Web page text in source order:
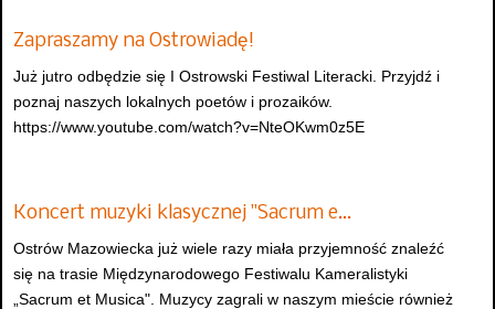
Zapraszamy na Ostrowiadę!
Już jutro odbędzie się I Ostrowski Festiwal Literacki. Przyjdź i
poznaj naszych lokalnych poetów i prozaików.
https://www.youtube.com/watch?v=NteOKwm0z5E
Koncert muzyki klasycznej "Sacrum e…
Ostrów Mazowiecka już wiele razy miała przyjemność znaleźć
się na trasie Międzynarodowego Festiwalu Kameralistyki
„Sacrum et Musica". Muzycy zagrali w naszym mieście również